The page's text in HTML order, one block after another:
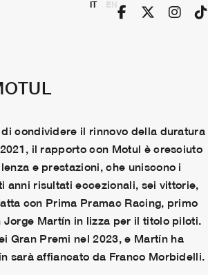
EN
condividere il rinnovo della duratura
il rapporto con Motul è cresciuto
e prestazioni, che uniscono i
anni risultati eccezionali, sei vittorie,
con Prima Pramac Racing, primo
Martín in lizza per il titolo piloti.
Gran Premi nel 2023, e Martín ha
sarà affiancato da Franco Morbidelli.